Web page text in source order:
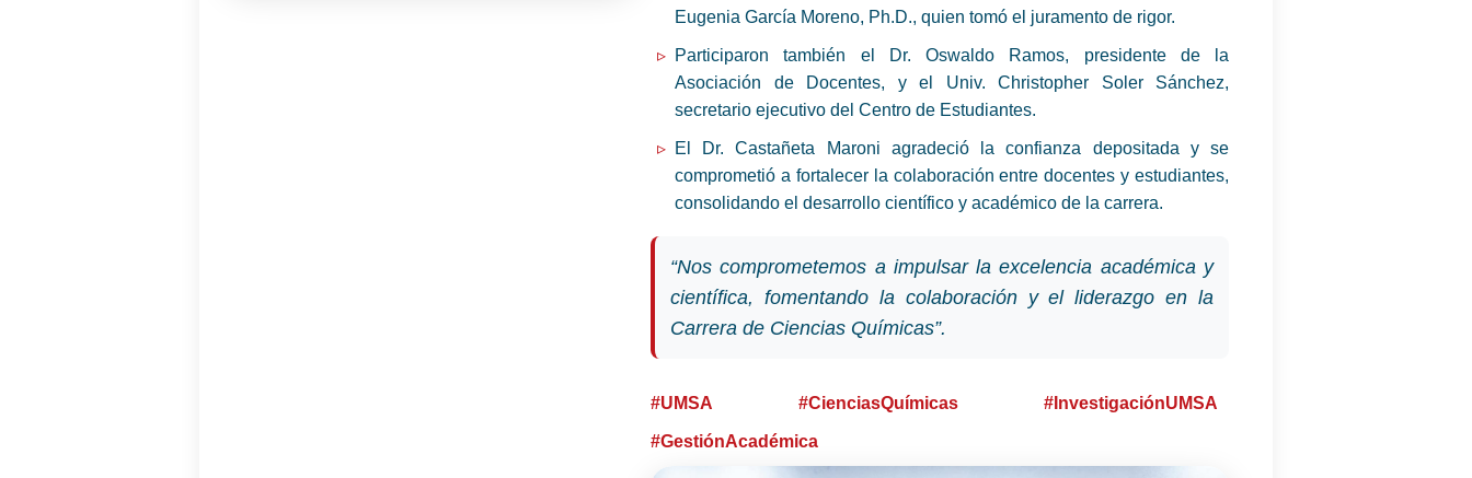
Eugenia García Moreno, Ph.D., quien tomó el juramento de rigor.
Participaron también el Dr. Oswaldo Ramos, presidente de la
Asociación de Docentes, y el Univ. Christopher Soler Sánchez,
secretario ejecutivo del Centro de Estudiantes.
El Dr. Castañeta Maroni agradeció la confianza depositada y se
comprometió a fortalecer la colaboración entre docentes y estudiantes,
consolidando el desarrollo científico y académico de la carrera.
“Nos comprometemos a impulsar la excelencia académica y
científica, fomentando la colaboración y el liderazgo en la
Carrera de Ciencias Químicas”.
#UMSA #CienciasQuímicas #InvestigaciónUMSA
#GestiónAcadémica